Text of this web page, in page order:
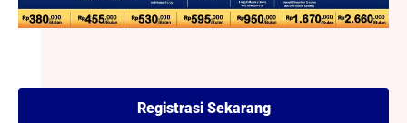
Registrasi Sekarang